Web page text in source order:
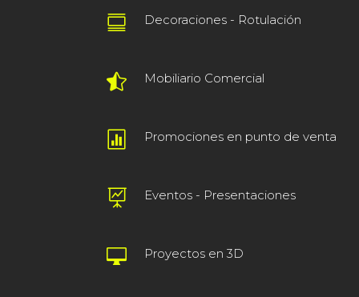
 Decoraciones - Rotulación
 Mobiliario Comercial
 Promociones en punto de venta
 Eventos - Presentaciones
 Proyectos en 3D